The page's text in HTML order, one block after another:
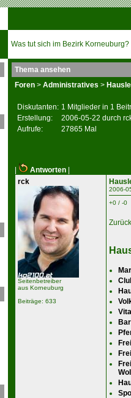
Was tut sich im Bezirk Korneuburg?
Thema ansehen
Foren > Administratives >
Diskutanten: 1 Mitglieder in 1
Erstellung:
2006-05-22 durch
Aufrufe:
27865 Mal
Antworten
rck
Seitenbetreiber
aus Korneuburg
Beiträge: 633
2006-
+0 / -0